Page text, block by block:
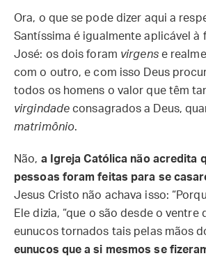
Ora, o que se pode dizer aqui a
Santíssima é igualmente aplicável à
José: os dois foram virgense
com o outro, e com isso Deus
todos os homens o valor que têm
virgindade consagrados a Deus,
matrimônio.
Não, a Igreja Católica não acredita
pessoas foram feitas para se
Jesus Cristo não achava isso:
Ele dizia, “que o são desde o ventre
eunucos tornados tais pelas mãos
eunucos que a si mesmos se